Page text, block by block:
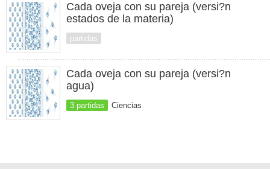
Cada oveja con su pareja (versi?n
estados de la materia)
partidas
Cada oveja con su pareja (versi?n
agua)
3 partidas Ciencias